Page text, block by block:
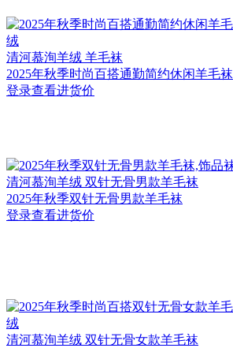
清河慕洵羊绒 羊毛袜
2025年秋季时尚百搭通勤简约休闲羊毛袜
登录查看进货价
清河慕洵羊绒 双针无骨男款羊毛袜
2025年秋季双针无骨男款羊毛袜
登录查看进货价
清河慕洵羊绒 双针无骨女款羊毛袜